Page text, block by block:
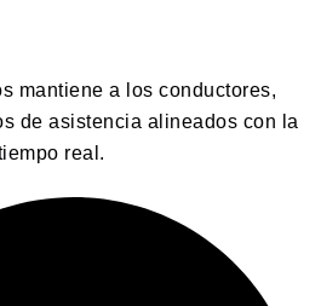
mantiene a los conductores,
de asistencia alineados con la
real.